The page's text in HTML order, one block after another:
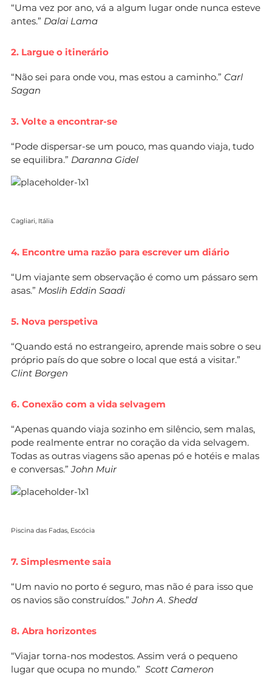
“Uma vez por ano, vá a algum lugar onde nunca esteve
antes.” Dalai Lama
2. Largue o itinerário
“Não sei para onde vou, mas estou a caminho.” Carl
Sagan
3. Volte a encontrar-se
“Pode dispersar-se um pouco, mas quando viaja, tudo
se equilibra.” Daranna Gidel
Cagliari, Itália
4. Encontre uma razão para escrever um diário
“Um viajante sem observação é como um pássaro sem
asas.” Moslih Eddin Saadi
5. Nova perspetiva
“Quando está no estrangeiro, aprende mais sobre o seu
próprio país do que sobre o local que está a visitar.”
Clint Borgen
6. Conexão com a vida selvagem
“Apenas quando viaja sozinho em silêncio, sem malas,
pode realmente entrar no coração da vida selvagem.
Todas as outras viagens são apenas pó e hotéis e malas
e conversas.”John Muir
Piscina das Fadas, Escócia
7. Simplesmente saia
“Um navio no porto é seguro, mas não é para isso que
os navios são construídos.”John A. Shedd
8. Abra horizontes
“Viajar torna-nos modestos. Assim verá o pequeno
lugar que ocupa no mundo.” Scott Cameron